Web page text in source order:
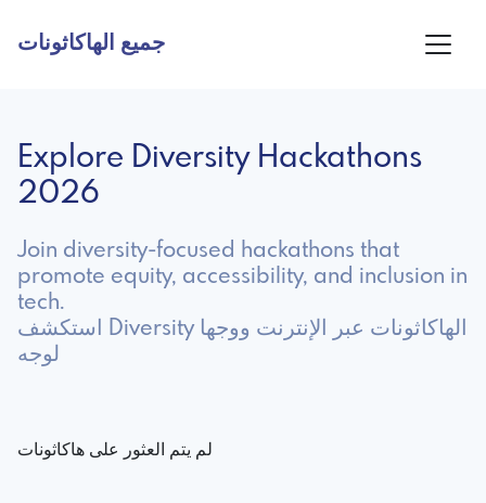
جميع الهاكاثونات
Explore Diversity Hackathons
2026
Join diversity-focused hackathons that
promote equity, accessibility, and inclusion in
tech.
استكشف Diversity الهاكاثونات عبر الإنترنت ووجها
لوجه
لم يتم العثور على هاكاثونات